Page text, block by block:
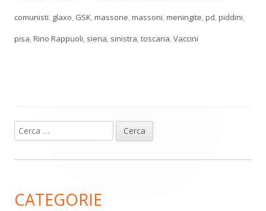
comunisti, glaxo, GSK,massone,massoni,meningite,pd,piddini,
pisa,Rino Rappuoli, siena, sinistra,toscana,Vaccini
Barra
laterale
Ricerca
per:
CATEGORIE